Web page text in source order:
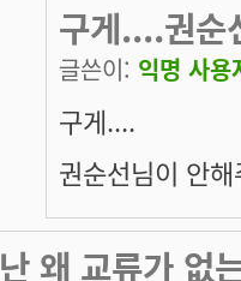
구게....권순
글쓴이: 익명 사용
구게....
권순선님이 안
난 왜 교류가 없